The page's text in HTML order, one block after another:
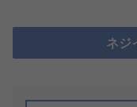
ネジ